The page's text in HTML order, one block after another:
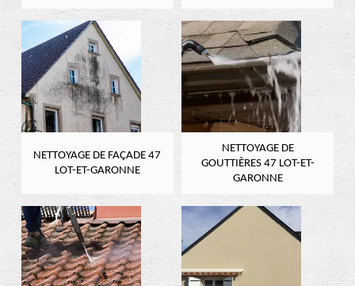
NETTOYAGE DE FAÇADE 47
LOT-ET-GARONNE
NETTOYAGE DE
GOUTTIÈRES 47 LOT-ET-
GARONNE